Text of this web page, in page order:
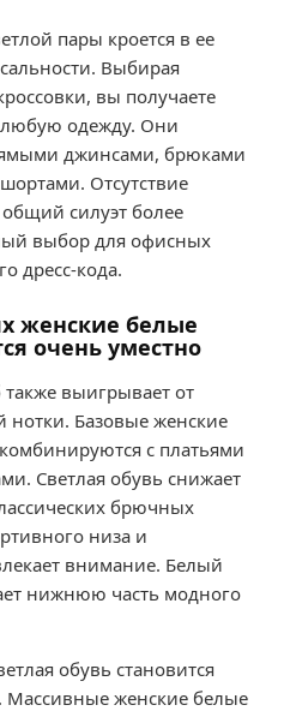
пары кроется в ее
Выбирая
вы получаете
любую одежду. Они
джинсами, брюками
Отсутствие
силуэт более
выбор для офисных
дресс-кода.
женские белые
очень уместно
выигрывает от
нотки. Базовые женские
с платьями
Светлая обувь снижает
брючных
низа и
внимание. Белый
нижнюю часть модного
обувь становится
Массивные женские белые